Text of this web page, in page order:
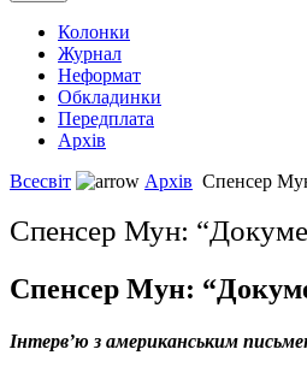
Колонки
Журнал
Неформат
Обкладинки
Передплата
Архів
Всесвіт
Архів Спенсер
Спенсер Мун:
Спенсер Мун:
Інтерв’ю з американським